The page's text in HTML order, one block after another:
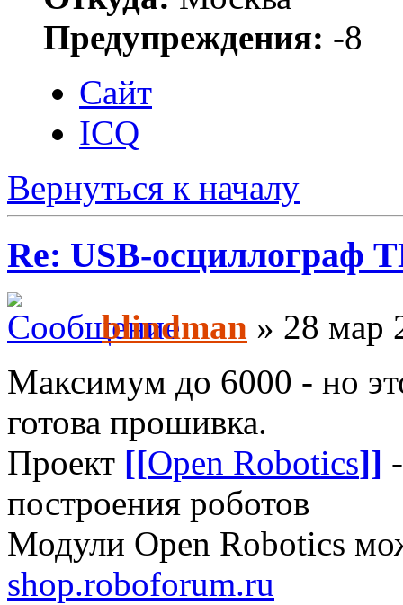
Предупреждения: -8
Сайт
ICQ
Вернуться к началу
Re: USB-осциллограф
blindman » 28 мар
Максимум до 6000 - но
готова прошивка.
Проект [[Open Robotics]]
построения роботов
Модули Open Robotics
shop.roboforum.ru